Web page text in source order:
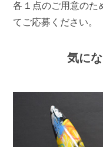
各１点のご用意のた
てご応募ください。
気に